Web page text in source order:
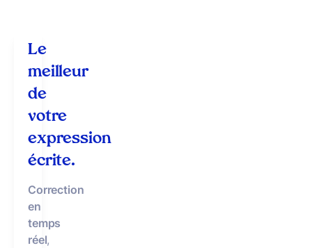
Le
meilleur
de
votre
expression
écrite.
Correction
en
temps
réel,